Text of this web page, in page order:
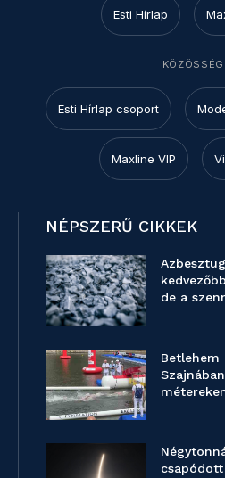
Esti Hírlap
Esti Hírlap csoport
Maxline VIP
NÉPSZERŰ CIKKEK
de a